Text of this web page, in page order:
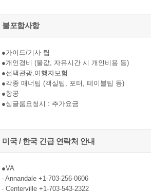
불포함사항
●가이드/기사 팁
●개인경비 (물값, 자유시간 시 개인비용 등)
●선택관광,여행자보험
●각종 매너팁 (객실팁, 포터, 테이블팁 등)
●항공
●싱글룸요청시 : 추가요금
미국 / 한국 긴급 연락처 안내
●VA
- Annandale +1-703-256-0606
- Centerville +1-703-543-2322